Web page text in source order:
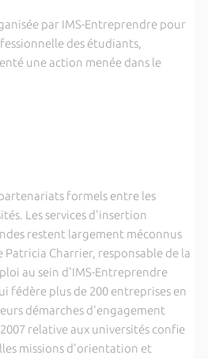
par IMS-Entreprendre pour
des étudiants,
une action menée dans le
formels entre les
Les services d'insertion
restent largement méconnus
Patricia Charrier, responsable de la
au sein d'IMS-Entreprendre
fédère plus de 200 entreprises en
démarches d'engagement
relative aux universités confie
missions d'orientation et